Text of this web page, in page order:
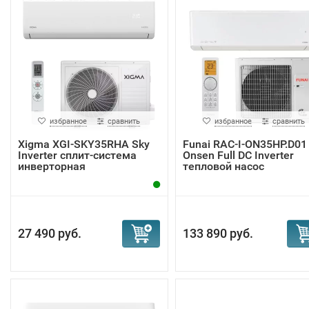
избранное сравнить
Xigma XGI-SKY35RHA Sky
Inverter сплит-система
инверторная
27 490 руб.
избранное сравнить
Funai RAC-I-ON35HP.D01
Onsen Full DC Inverter
тепловой насос
133 890 руб.